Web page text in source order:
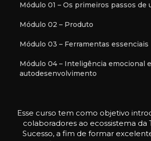
Módulo 01 – Os primeiros passos de
Módulo 02 – Produto
Módulo 03 – Ferramentas essenciais
Módulo 04 – Inteligência emocional e
autodesenvolvimento
Esse curso tem como objetivo
colaboradores ao ecossistema da
Sucesso, a fim de formar